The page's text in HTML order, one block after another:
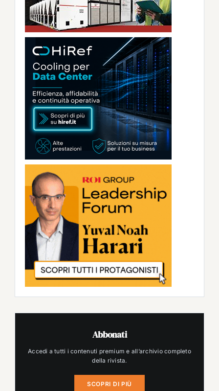
Abbonati
Accedi a tutti i contenuti premium e all’archivio completo
della rivista.
SCOPRI DI PIÙ